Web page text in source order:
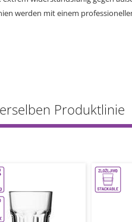
werden mit einem
Produktlinie